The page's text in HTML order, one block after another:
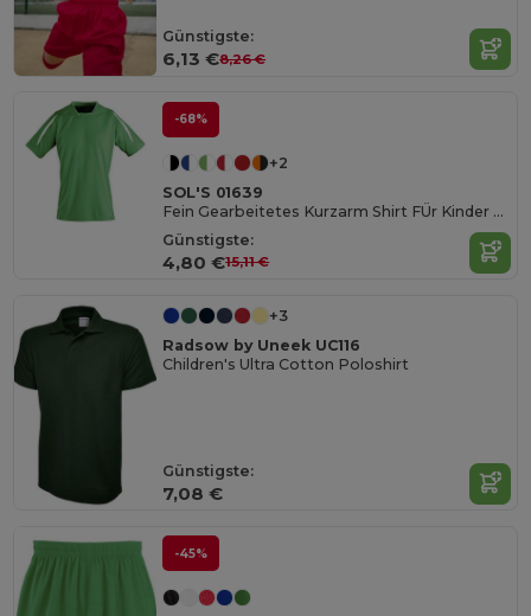
Günstigste:
6,13 €8,26 €
-68%
+2
SOL'S 01639
Fein Gearbeitetes Kurzarm Shirt FÜr Kinder Maracana
Günstigste:
4,80 €15,11 €
+3
Radsow by Uneek UC116
Children's Ultra Cotton Poloshirt
Günstigste:
7,08 €
-45%